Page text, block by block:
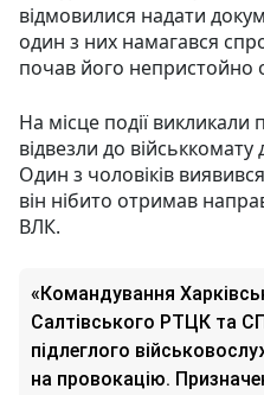
відмовилися надати
один з них намагався
почав його непристойно
На місце події викликали
відвезли до
Один з чоловіків
він нібито отримав
ВЛК.
«Командування
Салтівського РТЦК та
підлеглого
на провокацію.